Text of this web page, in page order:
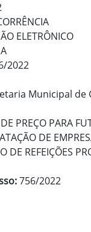
ELETRÔNICO
2022
Municipal de
PREÇO PARA
DE
DE REFEIÇÕES
756/2022